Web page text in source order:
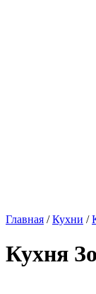
Главная /Кухни /
Кухня